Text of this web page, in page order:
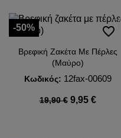
Βρεφική Ζακέτα Με Πέρλες
(Μαύρο)
Κωδικός: 12fax-00609
19,90 € 9,95 €
-50% favorite_border